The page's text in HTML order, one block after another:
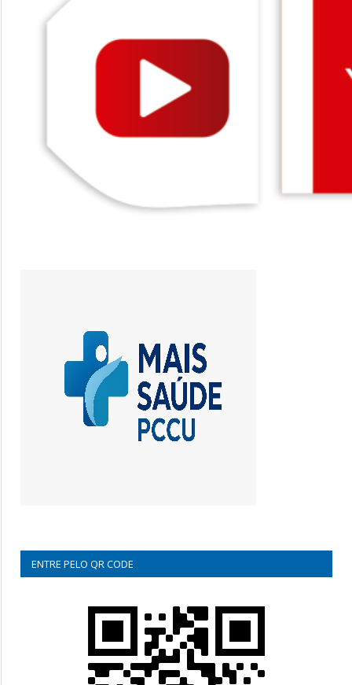
ENTRE PELO QR CODE